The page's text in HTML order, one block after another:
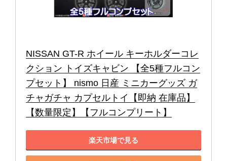
NISSAN GT-R ホイール キーホルダーコレ
クション トイズキャビン 【全5種フルコン
プセット】 nismo 日産 ミニカーグッズ ガ
チャガチャ カプセルトイ【即納 在庫品】
【数量限定】【フルコンプリート】
楽天市場で見る